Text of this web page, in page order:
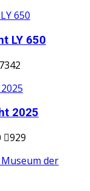
LY 650
7342
2025
929